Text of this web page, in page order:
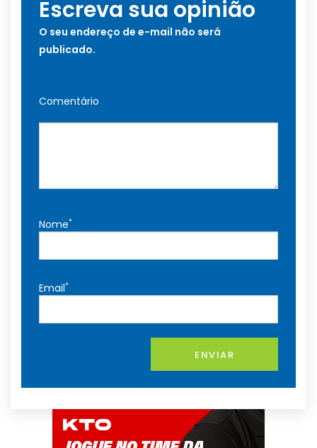
Escreva sua opinião
O seu endereço de e-mail não será
publicado.
Comentário
Nome*
Email*
ENVIAR